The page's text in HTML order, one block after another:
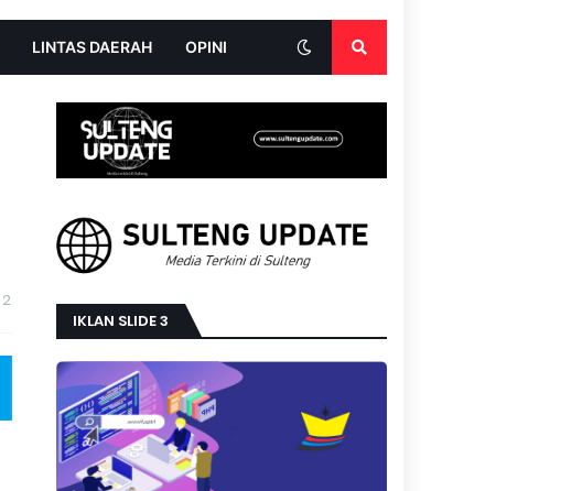
LINTAS DAERAH OPINI
2
IKLAN SLIDE 3